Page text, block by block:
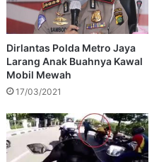
Dirlantas Polda Metro Jaya
Larang Anak Buahnya Kawal
Mobil Mewah
17/03/2021